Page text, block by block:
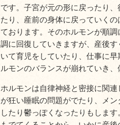
です。子宮が元の形に戻ったり
たり、産前の身体に戻っていく
ております。そのホルモンが順
調に回復していきますが、産後
いて育児をしていたり、仕事に
ルモンのバランスが崩れていき、
ホルモンは自律神経と密接に関
が狂い睡眠の問題がでたり、メ
したり鬱っぽくなったりもしま